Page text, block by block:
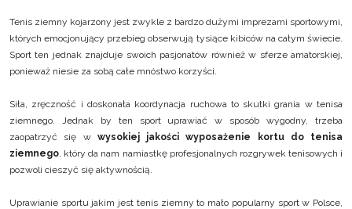
Tenis ziemny kojarzony jest zwykle z bardzo dużymi imprezami sportowymi,
których emocjonujący przebieg obserwują tysiące kibiców na całym świecie.
Sport ten jednak znajduje swoich pasjonatów również w sferze amatorskiej,
ponieważ niesie za sobą całe mnóstwo korzyści.
Siła, zręczność i doskonała koordynacja ruchowa to skutki grania w tenisa
ziemnego. Jednak by ten sport uprawiać w sposób wygodny, trzeba
zaopatrzyć się w wysokiej jakości wyposażenie kortu do tenisa
ziemnego, który da nam namiastkę profesjonalnych rozgrywek tenisowych i
pozwoli cieszyć się aktywnością.
Uprawianie sportu jakim jest tenis ziemny to mało popularny sport w Polsce,